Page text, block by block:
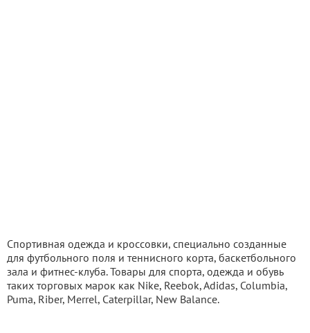
Спортивная одежда и кроссовки, специально созданные
для футбольного поля и теннисного корта, баскетбольного
зала и фитнес-клуба. Товары для спорта, одежда и обувь
таких торговых марок как Nike, Reebok, Adidas, Columbia,
Puma, Riber, Merrel, Caterpillar, New Balance.